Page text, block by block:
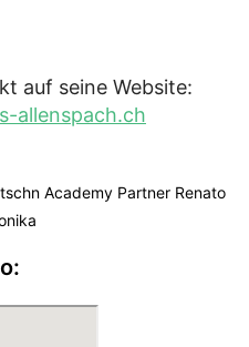
auf seine Website:
allenspach.ch